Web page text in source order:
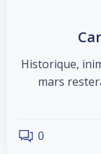
Historique,
mars
0